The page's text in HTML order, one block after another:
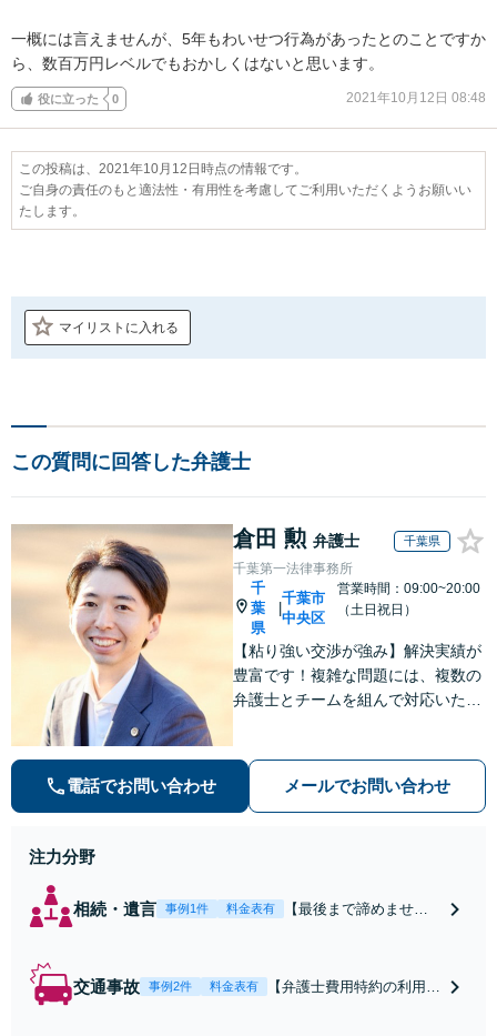
一概には言えませんが、5年もわいせつ行為があったとのことですか
ら、数百万円レベルでもおかしくはないと思います。
役に立った 0 2021年10月12日 08:48
この投稿は、2021年10月12日時点の情報です。
ご自身の責任のもと適法性・有用性を考慮してご利用いただくようお願いい
たします。
マイリストに入れる
この質問に回答した弁護士
倉田 勲 弁護士 千葉県
千葉第一法律事務所
千
葉
県
千葉市
中央区
営業時間：09:00~20:00
（土日祝日）
【粘り強い交渉が強み】解決実績が
豊富です！複雑な問題には、複数の
弁護士とチームを組んで対応いたし
添い、不安を軽減します。まずはお
気軽にご相談ください。
電話でお問い合わせ メールでお問い合わせ
注力分野
相続・遺言 事例1件 料金表有
【最後まで諦めませ
合意してしまう前にご
交通事故 事例2件 料金表有
【弁護士費用特約の利用＆